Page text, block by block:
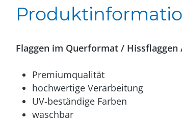
Flaggen im Querformat /
Premiumqualität
hochwertige Verarbeitung
UV-beständige Farben
waschbar